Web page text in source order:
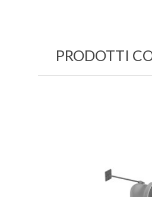
PRODOTTI